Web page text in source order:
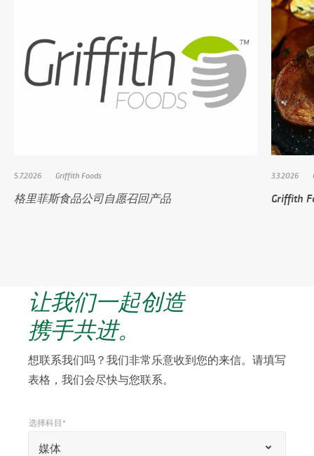
5.7.2026 Griffith Foods
格里菲斯食品公司自愿召回产品
3.3.2026
Griffith
让我们一起创造
携手共进。
想联系我们吗？我们非常乐意收到您的来信。请填写
表格，我们会尽快与您联系。
媒体
选择科目*